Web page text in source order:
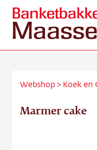
Webshop > Koek en
Marmer cake